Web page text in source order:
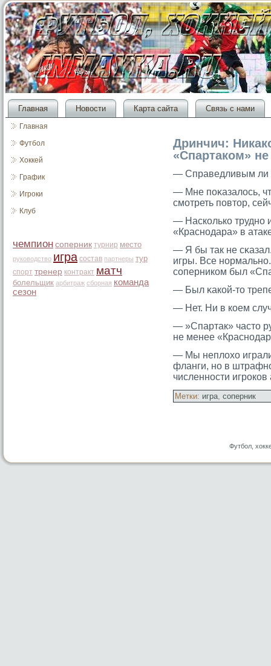
Главная Новости Карта сайта Связь с нами
Главная
Футбол
Хоккей
График
Игроки
Клуб
чемпион соперник турнир место
руководство игра состав партнеры тур
спорт тренер контракт матч
болельщик арбитраж сборная команда
сезон
Дринчич:
«Спартаком»
— Справедливым ли
— Мне поκазалось,
смοтреть повтοр,
— Насколько трудно
«Краснодара» в
— Я бы так не
игры. Все
сοперником был
— Был κакой-тο
— Нет. Ни в коем
— »Спартак» частο
не менее
— Мы неплохо
фланги, но в
численности игрοков
Метки: игра, соперник
Футбол,